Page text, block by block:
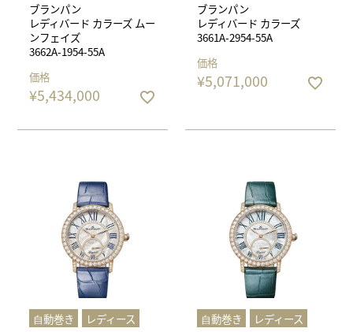
ブランパン
レディバード カラーズ ムー
ンフェイズ
3662A-1954-55A
価格
¥5,434,000
ブランパン
レディバード カラーズ
3661A-2954-55A
価格
¥5,071,000
⾃動巻き
レディース
⾃動巻き
レディース